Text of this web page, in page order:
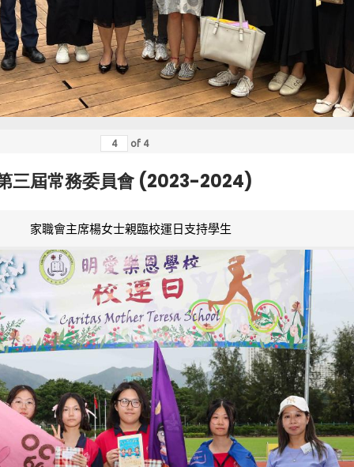
of 4
三屆常務委員會 (2023-2024)
家職會主席楊女士親臨校運日支持學生